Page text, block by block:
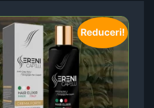
Reduceri!